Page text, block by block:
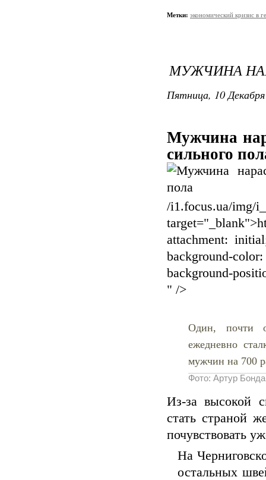
Метки: экономический кризис в
МУЖЧИНА
Пятница, 10
Мужчина
сильного
/i1.focus.ua/img/
attachment:
background-
background-
" />
Один, почти
ежедневно
мужчин на 700
Фото: Артур
Из-за высокой
стать страной
почувствовать
На
остальных